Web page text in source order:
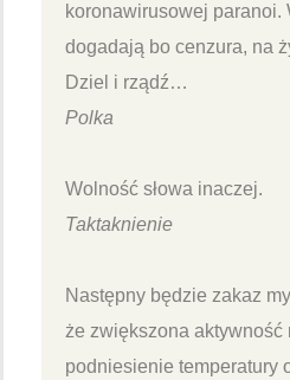
koronawirusowej paranoi.
dogadają bo cenzura, na
Dziel i rządź…
Polka
Wolność słowa inaczej.
Taktaknienie
Następny będzie zakaz
że zwiększona aktywność
podniesienie temperatury